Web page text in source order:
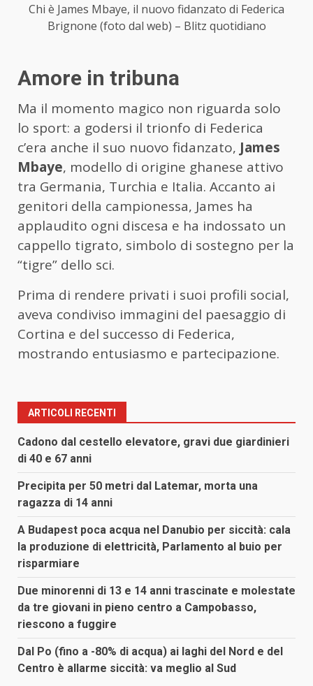
Chi è James Mbaye, il nuovo fidanzato di Federica
Brignone (foto dal web) – Blitz quotidiano
Amore in tribuna
Ma il momento magico non riguarda solo
lo sport: a godersi il trionfo di Federica
c’era anche il suo nuovo fidanzato, James
Mbaye, modello di origine ghanese attivo
tra Germania, Turchia e Italia. Accanto ai
genitori della campionessa, James ha
applaudito ogni discesa e ha indossato un
cappello tigrato, simbolo di sostegno per la
“tigre” dello sci.
Prima di rendere privati i suoi profili social,
aveva condiviso immagini del paesaggio di
Cortina e del successo di Federica,
mostrando entusiasmo e partecipazione.
ARTICOLI RECENTI
Cadono dal cestello elevatore, gravi due giardinieri
di 40 e 67 anni
Precipita per 50 metri dal Latemar, morta una
ragazza di 14 anni
A Budapest poca acqua nel Danubio per siccità: cala
la produzione di elettricità, Parlamento al buio per
risparmiare
Due minorenni di 13 e 14 anni trascinate e molestate
da tre giovani in pieno centro a Campobasso,
riescono a fuggire
Dal Po (fino a -80% di acqua) ai laghi del Nord e del
Centro è allarme siccità: va meglio al Sud